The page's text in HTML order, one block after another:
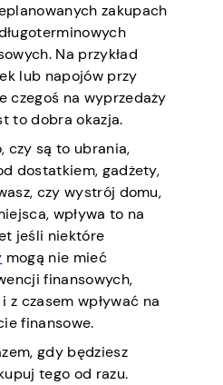
zakupach
Na przykład
lub napojów przy
czegoś na wyprzedaży
to dobra okazja.
czy są to ubrania,
dostatkiem, gadżety,
czy wystrój domu,
wpływa to na
jeśli niektóre
mogą nie mieć
finansowych,
z czasem wpływać na
finansowe.
gdy będziesz
tego od razu.